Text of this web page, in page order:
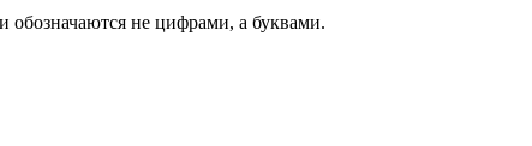
обозначаются не цифрами, а буквами.